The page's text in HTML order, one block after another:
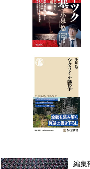
編集